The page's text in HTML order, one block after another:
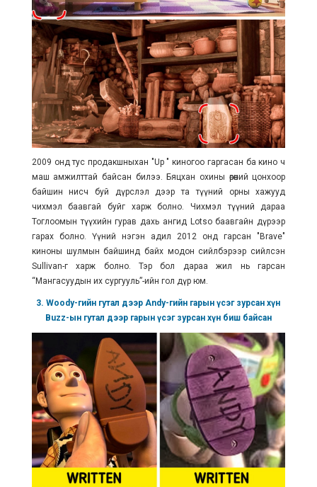
2009 онд тус продакшныхан "Up " киногоо гаргасан ба кино ч
маш амжилттай байсан билээ. Бяцхан охины өрөөний цонхоор
байшин нисч буй дүрслэл дээр та түүний орны хажууд
чихмэл баавгай буйг харж болно. Чихмэл түүний дараа
Тоглоомын түүхийн гурав дахь ангид Lotso баавгайн дүрээр
гарах болно. Үүний нэгэн адил 2012 онд гарсан "Brave"
киноны шулмын байшинд байх модон сийлбэрээр сийлсэн
Sullivan-г харж болно. Тэр бол дараа жил нь гарсан
“Мангасуудын их сургууль”-ийн гол дүр юм.
3. Woody-гийн гутал дээр Andy-гийн гарын үсэг зурсан хүн
Buzz-ын гутал дээр гарын үсэг зурсан хүн биш байсан